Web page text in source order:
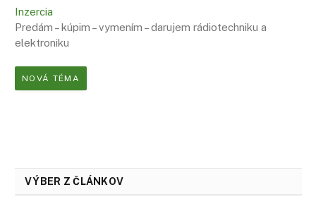
Inzercia
Predám – kúpim – vymením – darujem rádiotechniku a
elektroniku
NOVÁ TÉMA
VÝBER Z ČLÁNKOV